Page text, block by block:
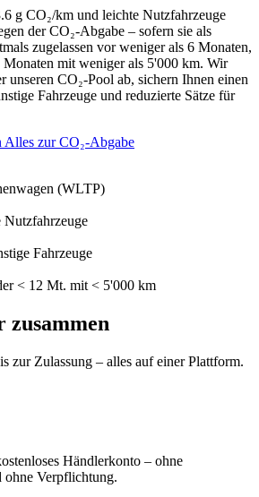
g CO₂/km und leichte Nutzfahrzeuge
der CO₂-Abgabe – sofern sie als
zugelassen vor weniger als 6 Monaten,
mit weniger als 5'000 km. Wir
unseren CO₂-Pool ab, sichern Ihnen einen
Fahrzeuge und reduzierte Sätze für
Alles zur CO₂-Abgabe
(WLTP)
Fahrzeuge
< 12 Mt. mit < 5'000 km
zusammen
zur Zulassung – alles auf einer Plattform.
Händlerkonto – ohne
ohne Verpflichtung.